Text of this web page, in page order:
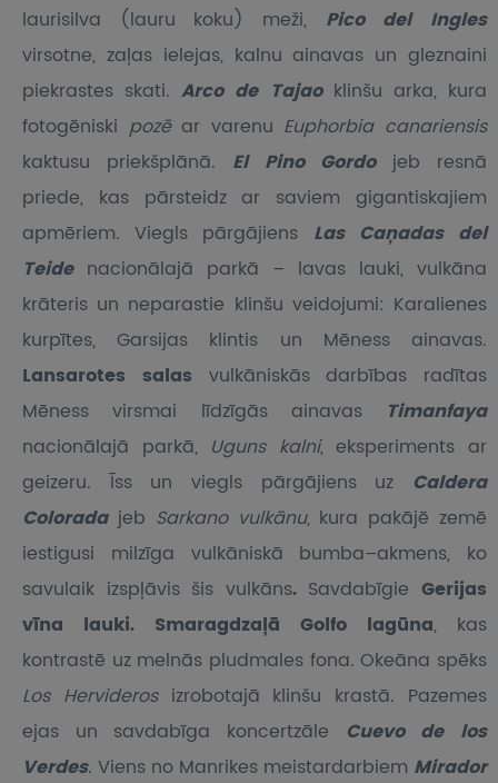
laurisilva (lauru koku) meži, Pico del Ingles
virsotne, zaļas ielejas, kalnu ainavas un gleznaini
piekrastes skati.Arco de Tajao klinšu arka, kura
fotogēniski pozēar varenu Euphorbia canariensis
kaktusu priekšplānā. El Pino Gordo jeb resnā
priede, kas pārsteidz ar saviem gigantiskajiem
apmēriem. Viegls pārgājiens Las Caņadas del
Teide nacionālajā parkā – lavas lauki, vulkāna
krāteris un neparastie klinšu veidojumi: Karalienes
kurpītes, Garsijas klintis un Mēness ainavas.
Lansarotes salas vulkāniskās darbības radītas
Mēness virsmai līdzīgās ainavas
Timanfaya
nacionālajā parkā, Uguns kalni, eksperiments ar
geizeru. Īss un viegls pārgājiens uz Caldera
Colorada jeb Sarkano vulkānu, kura pakājē zemē
iestigusi milzīga vulkāniskā bumba–akmens, ko
savulaik izspļāvis šis vulkāns. SavdabīgieGerijas
vīna lauki. Smaragdzaļā Golfo lagūna, kas
kontrastē uz melnās pludmales fona. Okeāna spēks
Los Hervideros izrobotajā klinšu krastā. Pazemes
ejas un savdabīga koncertzāle Cuevo de los
Verdes. Viens no Manrikes meistardarbiem Mirador